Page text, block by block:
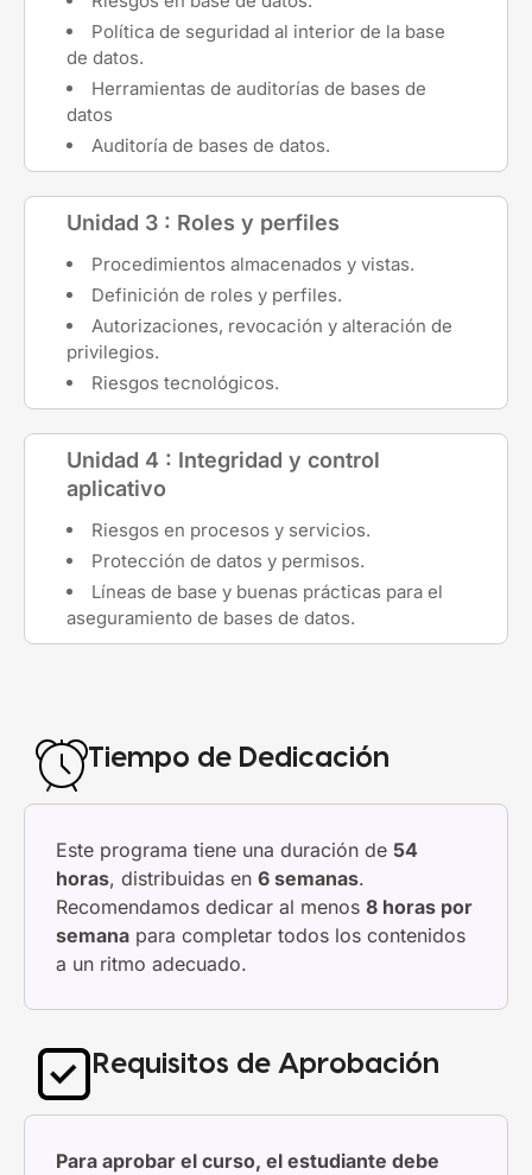
Política de seguridad al interior de la base
de datos.
Herramientas de auditorías de bases de
datos
Auditoría de bases de datos.
Unidad 3 : Roles y perfiles
Procedimientos almacenados y vistas.
Definición de roles y perfiles.
Autorizaciones, revocación y alteración de
privilegios.
Riesgos tecnológicos.
Unidad 4 : Integridad y control
aplicativo
Riesgos en procesos y servicios.
Protección de datos y permisos.
Líneas de base y buenas prácticas para el
aseguramiento de bases de datos.
Tiempo de Dedicación
Este programa tiene una duración de 54
horas, distribuidas en 6 semanas.
Recomendamos dedicar al menos 8 horas por
semana para completar todos los contenidos
a un ritmo adecuado.
Requisitos de Aprobación
Para aprobar el curso, el estudiante debe